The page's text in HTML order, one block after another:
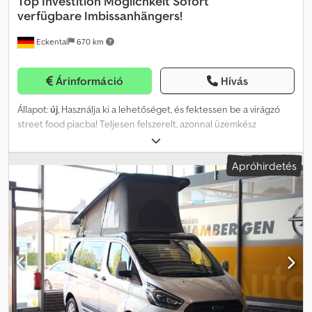
Eckental 670 km
verfügbare Imbissanhängers!
Árinformáció Hívás
Állapot:új, Használja ki a lehetőséget, és fektessen be a virágzó
street food piacba! Teljesen felszerelt, azonnal üzemkész
büfékocsik azonnal elérhetők – akár rugalmas finanszírozással,
0% kezdőbefizetéstől. Ezek a járművek azonnal bérbe adhatók
vagy továbbértékesíthetők, gyors megtérülést és tervezhető
bevételeket biztosítva már az első hónaptól. Befektetőknek és
vállalkozóknak: - Passzív bevétel bérbeadásból - Meglévő
vendéglátó vagy rendezvényüzletág bővítése - Nyereséges üzleti
modell kiépítése a street food szektorban - Biztonságos tárgyi
eszközbefektetés gyors értéknövekedéssel Az Ön előnyei: -
Azonnal elérhető járművek, várakozási idő nélkül Djdpfxexr N Ixs
Ahvokr - Rugalmas lízing- vagy finanszírozási lehetőségek 0%
önerőtől - Magas kereslet Németországban, Ausztriában és
Svájcban - Gyors bevétel bérbeadás vagy továbbeladás révén -
Apróhirdetés